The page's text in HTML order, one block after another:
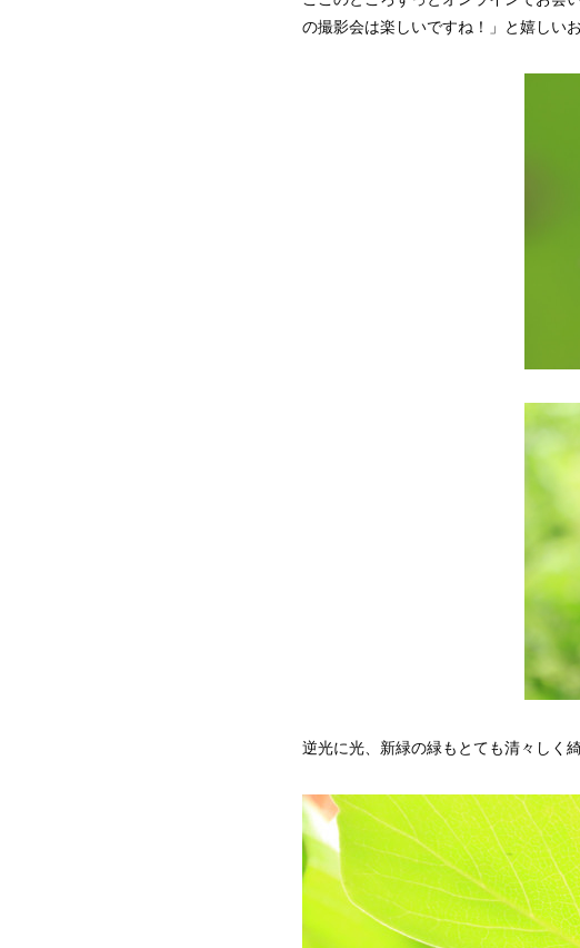
の撮影会は楽しいですね！」と嬉しい
逆光に光、新緑の緑もとても清々しく